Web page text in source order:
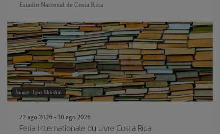
Estadio Nacional de Costa Rica
Image: Igor Shoshin
22 ago 2026 - 30 ago 2026
Feria Internationale du Livre Costa Rica